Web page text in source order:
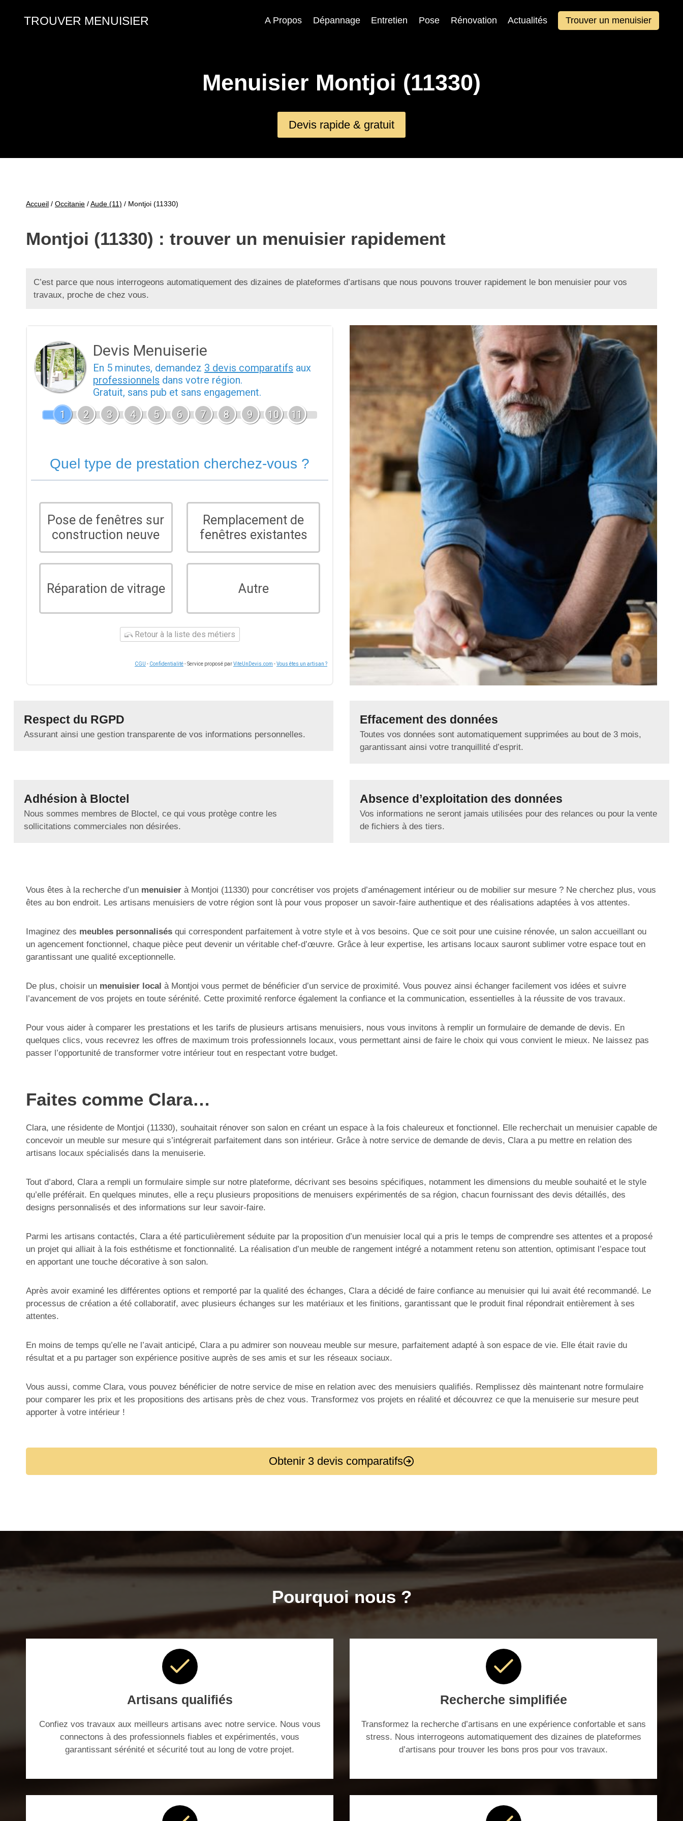
TROUVER MENUISIER A Propos Dépannage Entretien Pose Rénovation Actualités Trouver un menuisier
Menuisier Montjoi (11330)
Devis rapide & gratuit
Accueil / Occitanie /Aude (11) / Montjoi (11330)
Montjoi (11330) : trouver un menuisier rapidement
C’est parce que nous interrogeons automatiquement des dizaines de plateformes d’artisans que nous pouvons trouver rapidement le bon menuisier pour vos
travaux, proche de chez vous.
Devis Menuiserie
En 5 minutes, demandez 3 devis comparatifs aux
professionnels dans votre région.
Gratuit, sans pub et sans engagement.
1
2 3 4 5 6 7 8 9 10 11
Quel type de prestation cherchez-vous ?
Pose de fenêtres sur
construction neuve
Remplacement de
fenêtres existantes
Réparation de vitrage Autre
Retour à la liste des métiers
CGU - Confidentialité- Service proposé parViteUnDevis.com -Vous êtes un artisan ?
Respect du RGPD
Assurant ainsi une gestion transparente de vos informations personnelles.
Effacement des données
Toutes vos données sont automatiquement supprimées au bout de 3 mois,
garantissant ainsi votre tranquillité d’esprit.
Adhésion à Bloctel
Nous sommes membres de Bloctel, ce qui vous protège contre les
sollicitations commerciales non désirées.
Absence d’exploitation des données
Vos informations ne seront jamais utilisées pour des relances ou pour la vente
de fichiers à des tiers.
Vous êtes à la recherche d’un menuisier à Montjoi (11330) pour concrétiser vos projets d’aménagement intérieur ou de mobilier sur mesure ? Ne cherchez plus, vous
êtes au bon endroit. Les artisans menuisiers de votre région sont là pour vous proposer un savoir-faire authentique et des réalisations adaptées à vos attentes.
Imaginez des meubles personnalisés qui correspondent parfaitement à votre style et à vos besoins. Que ce soit pour une cuisine rénovée, un salon accueillant ou
un agencement fonctionnel, chaque pièce peut devenir un véritable chef-d’œuvre. Grâce à leur expertise, les artisans locaux sauront sublimer votre espace tout en
garantissant une qualité exceptionnelle.
De plus, choisir un menuisier local à Montjoi vous permet de bénéficier d’un service de proximité. Vous pouvez ainsi échanger facilement vos idées et suivre
l’avancement de vos projets en toute sérénité. Cette proximité renforce également la confiance et la communication, essentielles à la réussite de vos travaux.
Pour vous aider à comparer les prestations et les tarifs de plusieurs artisans menuisiers, nous vous invitons à remplir un formulaire de demande de devis. En
quelques clics, vous recevrez les offres de maximum trois professionnels locaux, vous permettant ainsi de faire le choix qui vous convient le mieux. Ne laissez pas
passer l’opportunité de transformer votre intérieur tout en respectant votre budget.
Faites comme Clara…
Clara, une résidente de Montjoi (11330), souhaitait rénover son salon en créant un espace à la fois chaleureux et fonctionnel. Elle recherchait un menuisier capable de
concevoir un meuble sur mesure qui s’intégrerait parfaitement dans son intérieur. Grâce à notre service de demande de devis, Clara a pu mettre en relation des
artisans locaux spécialisés dans la menuiserie.
Tout d’abord, Clara a rempli un formulaire simple sur notre plateforme, décrivant ses besoins spécifiques, notamment les dimensions du meuble souhaité et le style
qu’elle préférait. En quelques minutes, elle a reçu plusieurs propositions de menuisers expérimentés de sa région, chacun fournissant des devis détaillés, des
designs personnalisés et des informations sur leur savoir-faire.
Parmi les artisans contactés, Clara a été particulièrement séduite par la proposition d’un menuisier local qui a pris le temps de comprendre ses attentes et a proposé
un projet qui alliait à la fois esthétisme et fonctionnalité. La réalisation d’un meuble de rangement intégré a notamment retenu son attention, optimisant l’espace tout
en apportant une touche décorative à son salon.
Après avoir examiné les différentes options et remporté par la qualité des échanges, Clara a décidé de faire confiance au menuisier qui lui avait été recommandé. Le
processus de création a été collaboratif, avec plusieurs échanges sur les matériaux et les finitions, garantissant que le produit final répondrait entièrement à ses
attentes.
En moins de temps qu’elle ne l’avait anticipé, Clara a pu admirer son nouveau meuble sur mesure, parfaitement adapté à son espace de vie. Elle était ravie du
résultat et a pu partager son expérience positive auprès de ses amis et sur les réseaux sociaux.
Vous aussi, comme Clara, vous pouvez bénéficier de notre service de mise en relation avec des menuisiers qualifiés. Remplissez dès maintenant notre formulaire
pour comparer les prix et les propositions des artisans près de chez vous. Transformez vos projets en réalité et découvrez ce que la menuiserie sur mesure peut
apporter à votre intérieur !
Obtenir 3 devis comparatifs
Pourquoi nous ?
Artisans qualifiés
Confiez vos travaux aux meilleurs artisans avec notre service. Nous vous
connectons à des professionnels fiables et expérimentés, vous
garantissant sérénité et sécurité tout au long de votre projet.
Recherche simplifiée
Transformez la recherche d’artisans en une expérience confortable et sans
stress. Nous interrogeons automatiquement des dizaines de plateformes
d’artisans pour trouver les bons pros pour vos travaux.